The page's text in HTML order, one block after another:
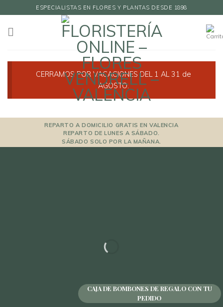
to
content
ESPECIALISTAS EN FLORES Y PLANTAS DESDE 1898
CERRAMOS POR VACACIONES DEL 1 AL 31 de
AGOSTO.
REPARTO A DOMICILIO GRATIS EN VALENCIA
REPARTO DE LUNES A SÁBADO.
SÁBADO SOLO POR LA MAÑANA.
CAJA DE BOMBONES DE REGALO CON TU
PEDIDO